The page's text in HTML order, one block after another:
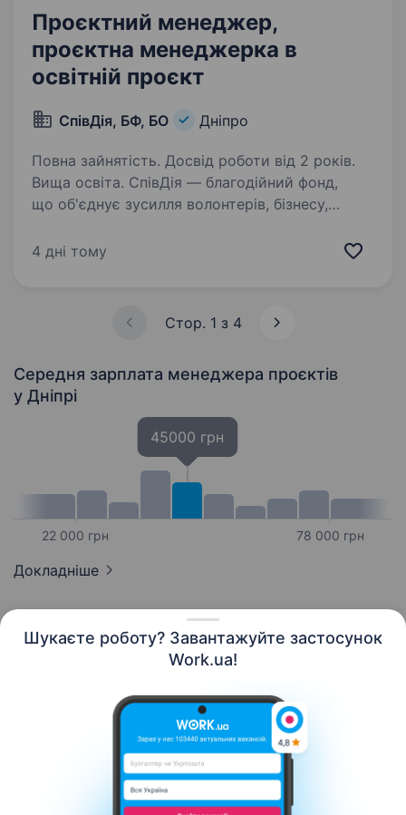
Шукаєте роботу? Завантажуйте застосунок
Work.ua!
Проєктний менеджер,
проєктна менеджерка в
освітній проєкт
СпівДія, БФ, БО Дніпро
Повна зайнятість. Досвід роботи від 2 років.
Вища освіта. СпівДія — благодійний фонд,
що об'єднує зусилля волонтерів, бізнесу,
на розвиток самозарадності українців та зміни
4 дні тому
Стор. 1 з 4
Середня зарплата менеджера проєктів
у Дніпрі
22 000 грн
45000 грн
78 000 грн
Докладніше